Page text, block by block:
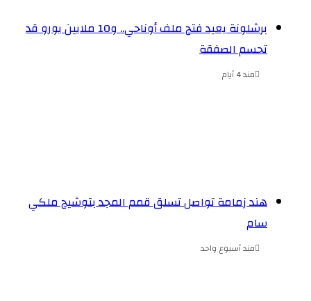
برشلونة يعيد فتح ملف أوناحي.. و10 ملايين يورو قد
تحسم الصفقة
مند 4 أيام
هند زمامة تواصل تسلق قمم المجد بتوشيح ملكي
سام
مند أسبوع واحد